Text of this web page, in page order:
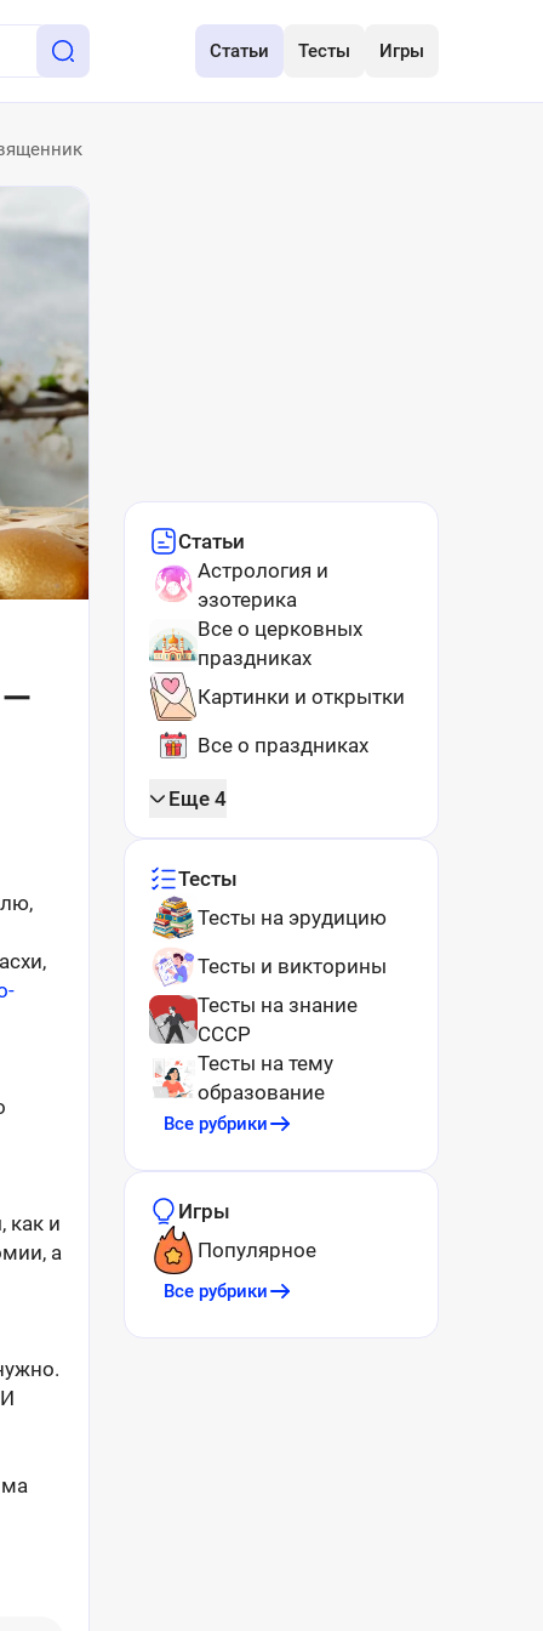
Статьи Тесты Игры
как и
а
Статьи
Астрология и
эзотерика
Все о церковных
праздниках
Картинки и открытки
Все о праздниках
Еще 4
Тесты
Тесты на эрудицию
Тесты и викторины
Тесты на знание
СССР
Тесты на тему
образование
Все рубрики
Игры
Популярное
Все рубрики